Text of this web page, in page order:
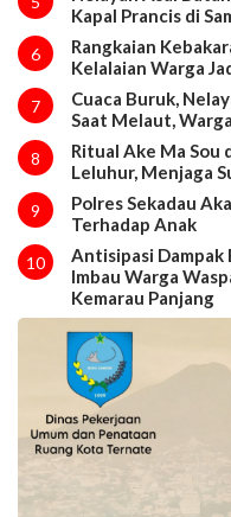
Kapal Prancis di
6
Rangkaian
Kelalaian Warga
7
Cuaca Buruk,
Saat Melaut,
8
Ritual Ake Ma
Leluhur, Menjaga
9
Polres Sekadau
Terhadap Anak
10
Antisipasi Dampak
Imbau Warga
Kemarau Panjang